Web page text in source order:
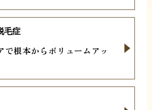
根本からボリュームアッ
毛症